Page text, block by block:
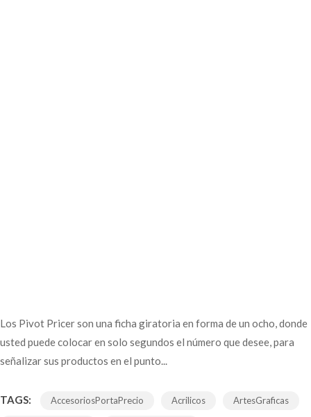
Los Pivot Pricer son una ficha giratoria en forma de un ocho, donde
usted puede colocar en solo segundos el número que desee, para
señalizar sus productos en el punto...
TAGS: AccesoriosPortaPrecio Acrilicos ArtesGraficas